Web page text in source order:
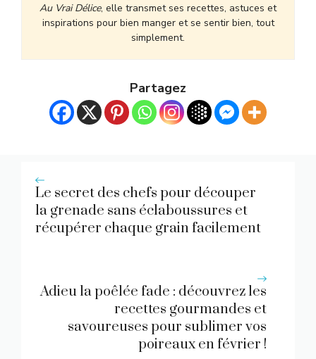
Au Vrai Délice, elle transmet ses recettes, astuces et
inspirations pour bien manger et se sentir bien, tout
simplement.
Partagez
Le secret des chefs pour découper
la grenade sans éclaboussures et
récupérer chaque grain facilement
Adieu la poêlée fade : découvrez les
recettes gourmandes et
savoureuses pour sublimer vos
poireaux en février !